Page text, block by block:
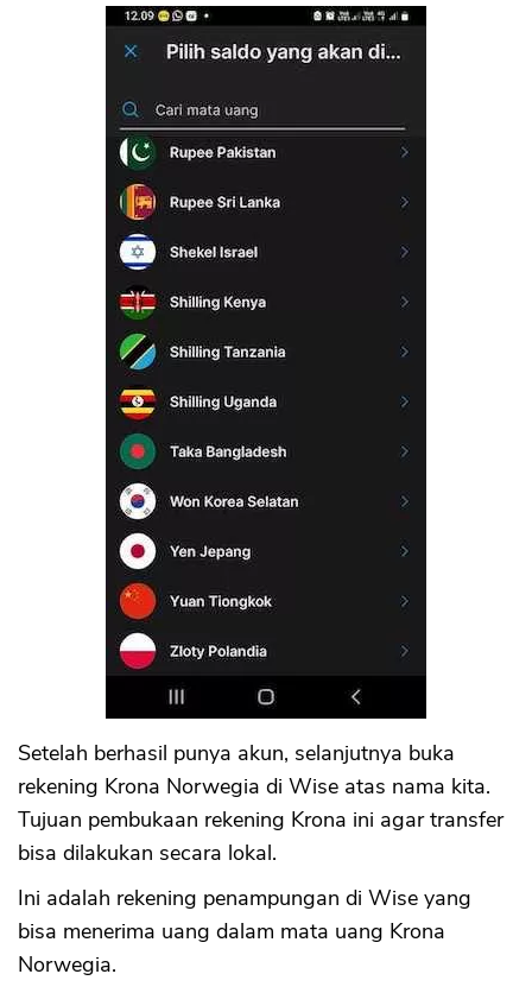
Setelah berhasil punya akun, selanjutnya buka
rekening Krona Norwegia di Wise atas nama kita.
Tujuan pembukaan rekening Krona ini agar transfer
bisa dilakukan secara lokal.
Ini adalah rekening penampungan di Wise yang
bisa menerima uang dalam mata uang Krona
Norwegia.